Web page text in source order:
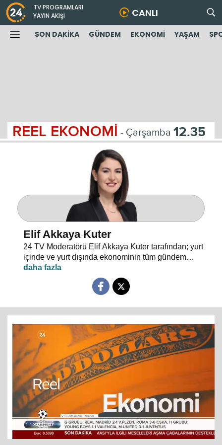
TV PROGRAMLARI
YAYIN AKIŞI
CANLI
SON DAKİKA GÜNDEM EKONOMİ YAŞAM
REEL EKONOMİ - Çarşamba 12.35
Elif Akkaya Kuter
24 TV Moderatörü Elif Akkaya Kuter tarafından; yurt
içinde ve yurt dışında ekonominin tüm gündem
maddeleri ve alanında uzman stüdyo konuklarıyla
sebep sonuç ilişkileri analiz ediliyor.